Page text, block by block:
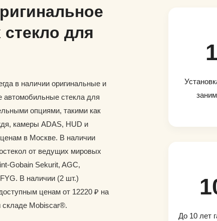
для
в наличии оригинальные и
автомобильные стекла для
опциями, такими как
камеры ADAS, HUD и
в Москве. В наличии
от ведущих мировых
Gobain Sekurit, AGC,
В наличии (2 шт.)
ценам от 12220 ₽ на
Mobiscar®.
До 10 лет